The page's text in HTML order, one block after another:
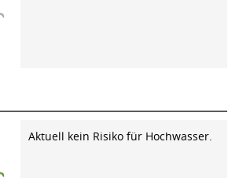
Aktuell kein Risiko für Hochwasser.